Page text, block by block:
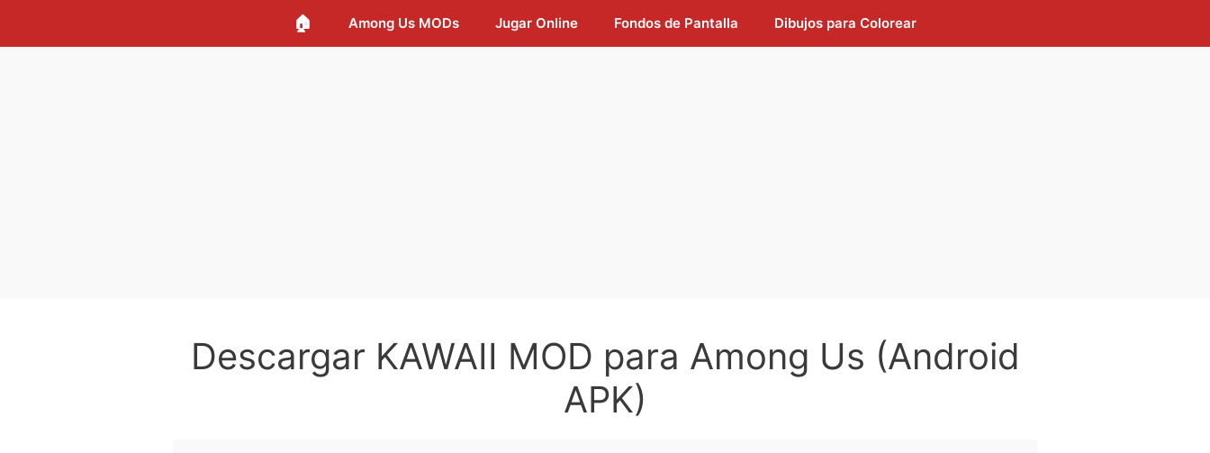
🏠 Among Us MODs Jugar Online Fondos de Pantalla Dibujos para Colorear
Descargar KAWAII MOD para Among Us (Android
APK)